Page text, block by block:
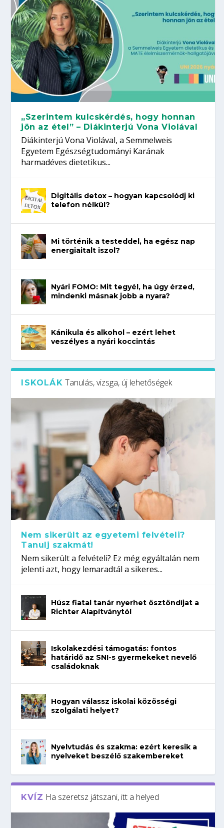
„Szerintem kulcskérdés, hogy honnan
jön az étel” – Diákinterjú Vona Violával
Diákinterjú Vona Violával, a Semmelweis
Egyetem Egészségtudományi Karának
harmadéves dietetikus...
Digitális detox – hogyan kapcsolódj ki
telefon nélkül?
Mi történik a testeddel, ha egész nap
energiaitalt iszol?
Nyári FOMO: Mit tegyél, ha úgy érzed,
mindenki másnak jobb a nyara?
Kánikula és alkohol – ezért lehet
veszélyes a nyári koccintás
ISKOLÁK Tanulás, vizsga, új lehetőségek
Nem sikerült az egyetemi felvételi?
Tanulj szakmát!
Nem sikerült a felvételi? Ez még egyáltalán nem
jelenti azt, hogy lemaradtál a sikeres...
Húsz fiatal tanár nyerhet ösztöndíjat a
Richter Alapítványtól
Iskolakezdési támogatás: fontos
határidő az SNI-s gyermekeket nevelő
családoknak
Hogyan válassz iskolai közösségi
szolgálati helyet?
Nyelvtudás és szakma: ezért keresik a
nyelveket beszélő szakembereket
KVÍZ Ha szeretsz játszani, itt a helyed